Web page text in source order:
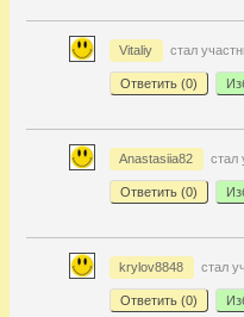
Vitaliy стал
Ответить (0)
Anastasiia82 стал
Ответить (0)
krylov8848 стал
Ответить (0)